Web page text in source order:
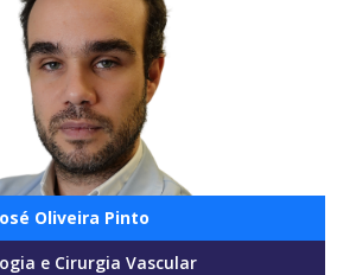
Oliveira Pinto
e Cirurgia Vascular